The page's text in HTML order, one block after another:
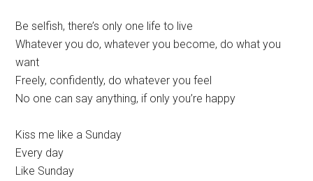
Be selfish, there’s only one life to live
Whatever you do, whatever you become, do what you
want
Freely, confidently, do whatever you feel
No one can say anything, if only you’re happy
Kiss me like a Sunday
Every day
Like Sunday